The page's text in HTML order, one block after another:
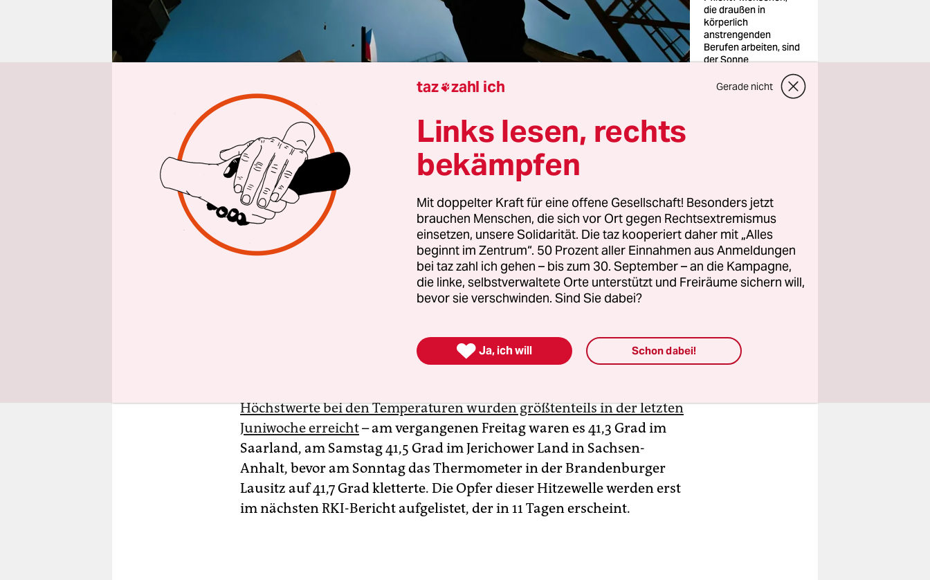
epaper login
die draußen in
körperlich
anstrengenden
Berufen arbeiten, sind
der Sonne
Foto: Florian
VonNick Reimer
Wenn Hitze tödlich ist: In der Bundesrepublik sind in diesem Jahr
bislang 810 Menschen hitzebedingt verstorben – und zwar schon bevor
im Juni die große Heißwelle begann. Wie aus dem Monitoring-Bericht
des Robert Koch Instituts zur hitzebedingten Mortalität hervorgeht,
starben demnach 40 junge Menschen, 500 Hitzeopfer waren älter als
„Der aktuelle Bericht umfasst Schätzungen der hitzebedingten
Sterbefälle im Zeitraum der Kalenderwochen 15 bis 25“, heißt es beim
Höchstwerte bei den Temperaturen wurden größtenteils in der letzten
Juniwoche erreicht– am vergangenen Freitag waren es 41,3 Grad im
Saarland, am Samstag 41,5 Grad im Jerichower Land in Sachsen-
Anhalt, bevor am Sonntag das Thermometer in der Brandenburger
Lausitz auf 41,7 Grad kletterte. Die Opfer dieser Hitzewelle werden erst
im nächsten RKI-Bericht aufgelistet, der in 11 Tagen erscheint.
taz zahl ich Gerade nicht
Links lesen, rechts
bekämpfen
Mit doppelter Kraft für eine offene Gesellschaft! Besonders jetzt
brauchen Menschen, die sich vor Ort gegen Rechtsextremismus
einsetzen, unsere Solidarität. Die taz kooperiert daher mit „Alles
beginnt im Zentrum“. 50 Prozent aller Einnahmen aus Anmeldungen
bei taz zahl ich gehen – bis zum 30. September – an die Kampagne,
die linke, selbstverwaltete Orte unterstützt und Freiräume sichern will,
bevor sie verschwinden. Sind Sie dabei?
 Ja, ich will Schon dabei!